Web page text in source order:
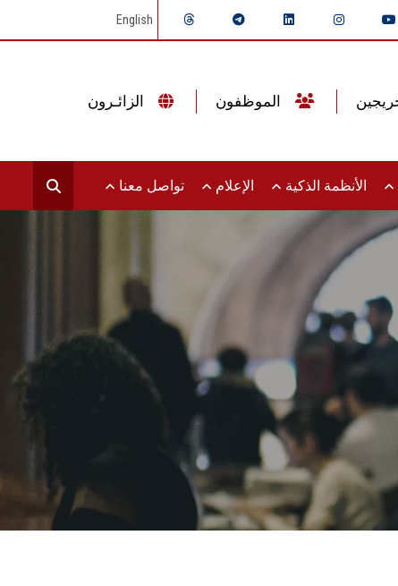
English
الأنظمة الذكية الإعلام تواصل معنا